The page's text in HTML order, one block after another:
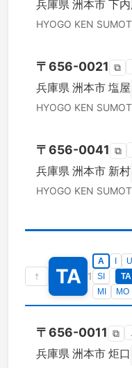
兵庫県 洲本市 下
HYOGO KEN
〒656-0021 ⧉
兵庫県 洲本市 塩屋
HYOGO KEN
〒656-0041 ⧉
兵庫県 洲本市 新村
HYOGO KEN
↑ TA 1
A U
SI
TA
MI
MO
〒656-0011 ⧉
兵庫県 洲本市 炬口